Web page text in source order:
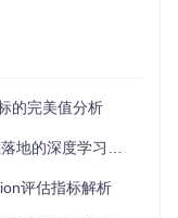
的完美值分析
学习模型评估指南
评估指标解析